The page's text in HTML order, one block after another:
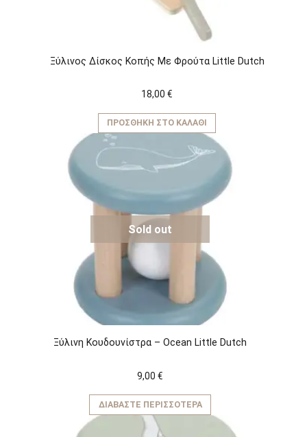
Ξύλινος Δίσκος Κοπής Με Φρούτα Little Dutch
18,00 €
ΠΡΟΣΘΉΚΗ ΣΤΟ ΚΑΛΆΘΙ
Sold out
Ξύλινη Κουδουνίστρα – Ocean Little Dutch
9,00 €
ΔΙΑΒΆΣΤΕ ΠΕΡΙΣΣΌΤΕΡΑ